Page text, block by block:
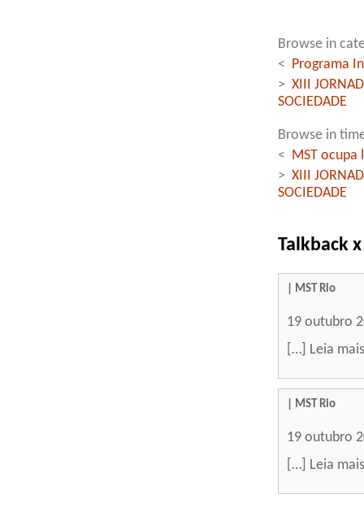
Browse in
<
Programa
> XIII
SOCIEDADE
Browse in
<
MST
> XIII
SOCIEDADE
Talkback
| MST Rio
19 outubro
[…] Leia
| MST Rio
19 outubro
[…] Leia